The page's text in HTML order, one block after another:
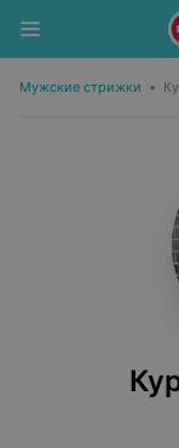
Мужские стрижки •